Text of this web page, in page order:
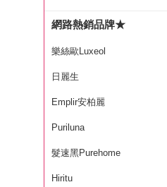
網路熱銷品牌★
樂絲歐Luxeol
日麗生
Emplir安柏麗
Puriluna
髮速黑Purehome
Hiritu